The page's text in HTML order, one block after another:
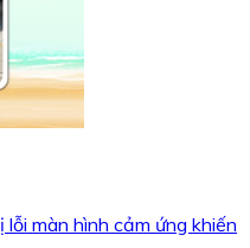
màn hình cảm ứng khiến